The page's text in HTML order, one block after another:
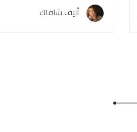
أليف شافاك